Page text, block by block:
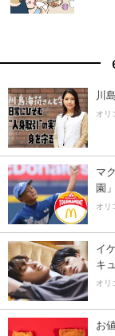
川
オリ
マ
園」
オリ
イ
キ
オリ
お